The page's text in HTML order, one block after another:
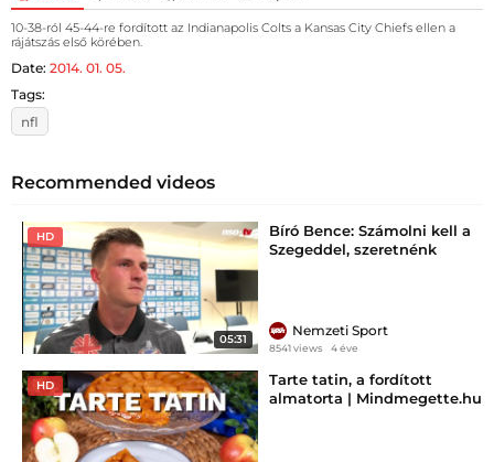
10-38-ról 45-44-re fordított az Indianapolis Colts a Kansas City Chiefs ellen a
rájátszás első körében.
Date: 2014. 01. 05.
Tags:
nfl
Recommended videos
HD
05:31
Bíró Bence: Számolni kell a
Szegeddel, szeretnénk
Nemzeti Sport
8541 views 4 éve
HD
Tarte tatin, a fordított
almatorta | Mindmegette.hu